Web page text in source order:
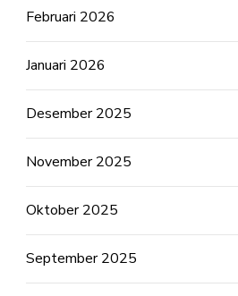
Februari 2026
Januari 2026
Desember 2025
November 2025
Oktober 2025
September 2025